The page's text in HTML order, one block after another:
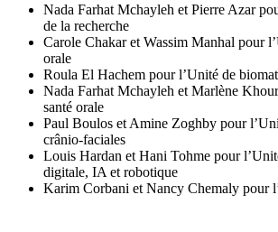
Nada Farhat Mchayleh et Pierre Azar
de la recherche
Carole Chakar et Wassim Manhal pour
orale
Roula El Hachem pour l’Unité de
Nada Farhat Mchayleh et Marlène
santé orale
Paul Boulos et Amine Zoghby pour
crânio-faciales
Louis Hardan et Hani Tohme pour
digitale, IA et robotique
Karim Corbani et Nancy Chemaly pour